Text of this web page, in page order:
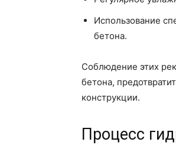
Использование
бетона.
Соблюдение этих
бетона,
конструкции.
Процесс